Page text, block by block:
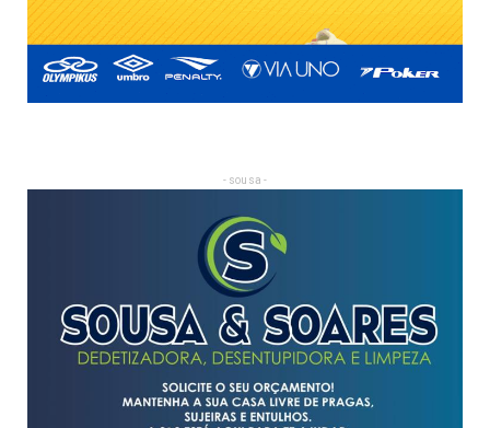
- sousa -